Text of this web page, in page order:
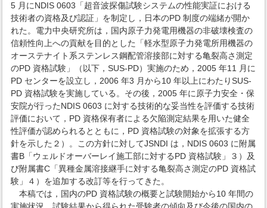
5 月にNDIS 0603「超音波探傷試験システムの性能実証における
技術者の資格及び認証」を制定し，日本のPD 制度の端緒が開か
れた。電力中央研究所は，国内原子力発電用機器の非破壊検査の
信頼性向上への貢献を目的とした「軽水型原子力発電所用機器の
オーステナイト系ステンレス鋼配管溶接部に対する亀裂高さ測定
のPD 資格試験」（以下，SUS-PD）実施のため，2005 年11 月に
PD センターを設立し，2006 年3 月から10 年以上にわたりSUS-
PD 資格試験を実施している。その後，2005 年に原子力安全・保
安院が行ったNDIS 0603 に対する技術的な妥当性を評価する技術
評価において，PD 資格保有者による欠陥測定結果を用いた健全
性評価が認められるとともに，PD 資格試験の対象を拡張する方
針を示した２）。この方針に対してJSNDI は，NDIS 0603 に附属
書B「ウェルドオーバーレイ施工部に対するPD 資格試験」３）及
び附属書C「異種金属溶接継手に対する亀裂高さ測定のPD 資格試
験」４）を追加する改訂等を行ってきた。
本稿では，国内のPD 資格試験の概要と試験開始から10 年間の